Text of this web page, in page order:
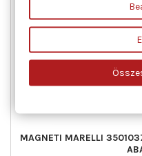
MAGNETI MARELLI